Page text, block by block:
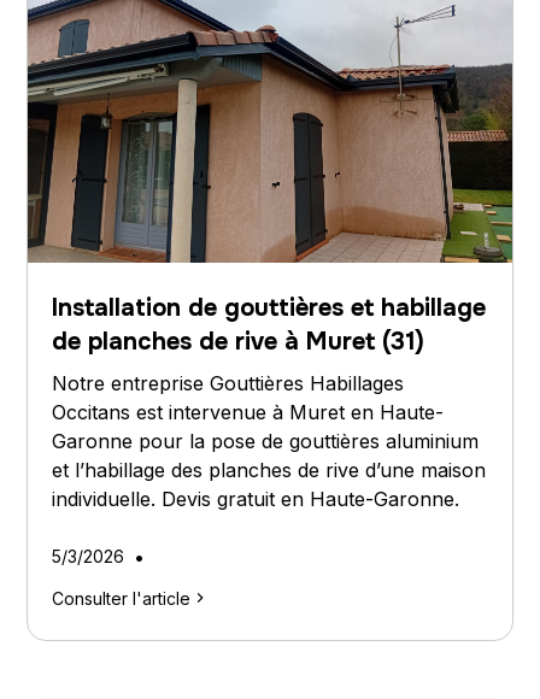
Installation de gouttières et habillage
de planches de rive à Muret (31)
Notre entreprise Gouttières Habillages
Occitans est intervenue à Muret en Haute-
Garonne pour la pose de gouttières aluminium
et l’habillage des planches de rive d’une maison
individuelle. Devis gratuit en Haute-Garonne.
5/3/2026 •
Consulter l'article